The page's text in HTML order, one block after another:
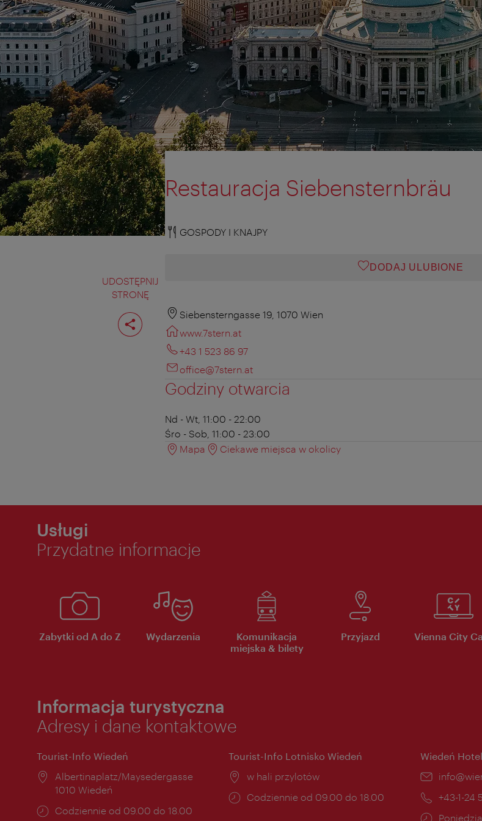
UDOSTĘPNIJ
STRONĘ
Podziel
stronę
Restauracja Siebensternbräu
GOSPODY I KNAJPY
DODAJ ULUBIONE
Siebensterngasse 19, 1070 Wien
www.7stern.at
+43 1 523 86 97
office@7stern.at
Godziny otwarcia
Nd - Wt, 11:00 - 22:00
Śro - Sob, 11:00 - 23:00
Mapa
Ciekawe miejsca w okolicy
Usługi
Przydatne informacje
Zabytki od A do Z Wydarzenia
Komunikacja
miejska & bilety
Przyjazd Vienna City
Informacja turystyczna
Adresy i dane kontaktowe
Tourist-Info Wiedeń
Miejsce:
Albertinaplatz/Maysedergasse
1010 Wiedeń
Godziny
Codziennie od 09.00 do 18.00
Tourist-Info Lotnisko Wiedeń
Miejsce:
w hali przylotów
Godziny
Codziennie od 09.00 do 18.00
Wiedeń
E-
Telefon:
+43-1-24
Godziny